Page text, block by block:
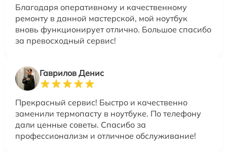
Благодаря оперативному и качественному
ремонту в данной мастерской, мой ноутбук
вновь функционирует отлично. Большое спасибо
за превосходный сервис!
Гаврилов Денис
Прекрасный сервис! Быстро и качественно
заменили термопасту в ноутбуке. По телефону
дали ценные советы. Спасибо за
профессионализм и отличное обслуживание!